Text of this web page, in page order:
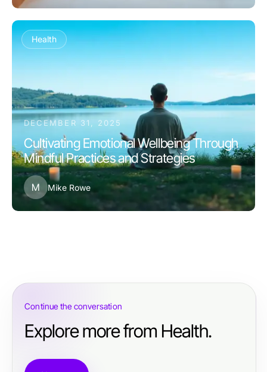
Health
DECEMBER 31, 2025
Cultivating Emotional Wellbeing Through
Mindful Practices and Strategies
M Mike Rowe
Continue the conversation
Explore more from Health.